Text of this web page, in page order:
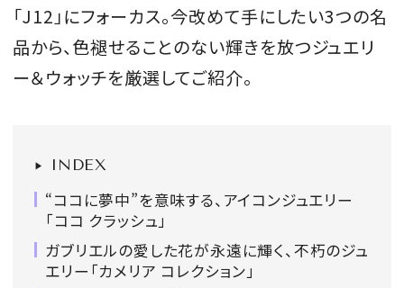
MAGAZINE
Log in or Sign up
SPUR読者のためのメンバーシッププログラム
「The SPUR Club」。
めます。
「J12」にフォーカス。今改めて手にしたい3つの名
品から、色褪せることのない輝きを放つジュエリ
ー＆ウォッチを厳選してご紹介。
INDEX
“ココに夢中”を意味する、アイコンジュエリー
「ココ クラッシュ」
ガブリエルの愛した花が永遠に輝く、不朽のジュ
エリー「カメリア コレクション」